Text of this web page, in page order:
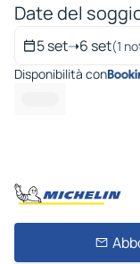
Date del
5 set➝6 set(1
Disponibilità con